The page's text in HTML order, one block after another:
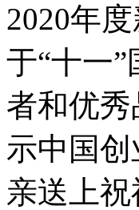
2020年
于“十一
者和优
示中国
亲送上